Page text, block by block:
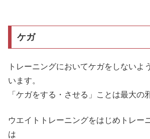
ケガ
トレーニングにおいてケガをしないよ
います。
「ケガをする・させる」ことは最大の
ウエイトトレーニングをはじめトレー
は